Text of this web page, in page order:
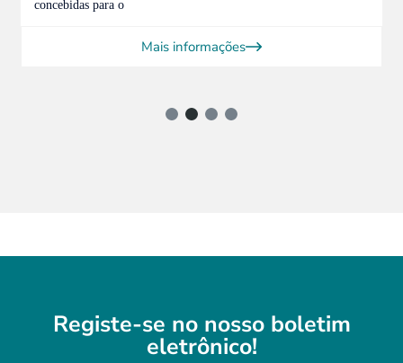
Registe-se no nosso boletim
eletrônico!